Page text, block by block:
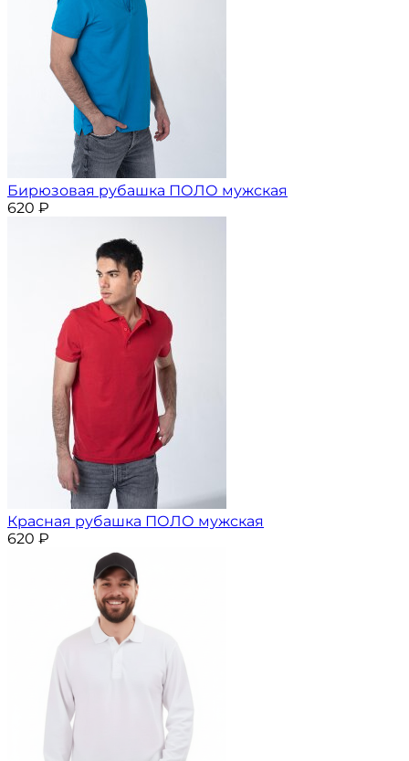
Бирюзовая рубашка ПОЛО мужская
620 ₽
Красная рубашка ПОЛО мужская
620 ₽